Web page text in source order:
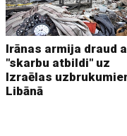
Irānas armija draud
"skarbu atbildi" uz
Izraēlas
Libānā